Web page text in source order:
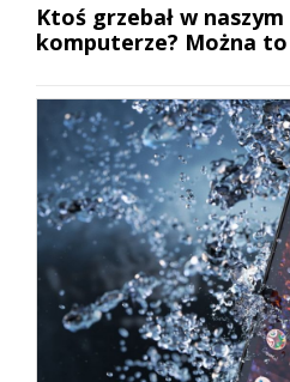
Ktoś grzebał w
komputerze? Można